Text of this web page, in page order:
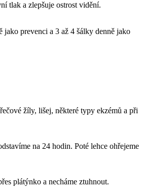
tlak a zlepšuje ostrost vidění.
prevenci a 3 až 4 šálky denně jako
žíly, lišej, některé typy ekzémů a při
na 24 hodin. Poté lehce ohřejeme
plátýnko a necháme ztuhnout.